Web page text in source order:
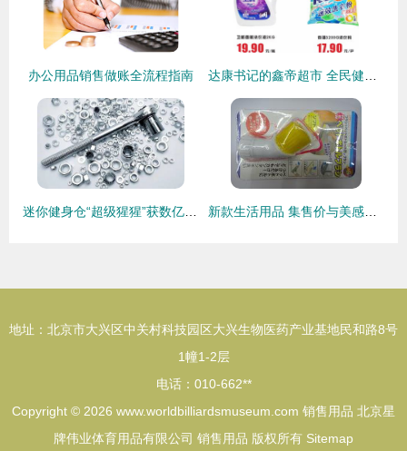
办公用品销售做账全流程指南
地址：北京市大兴区中关村科技园区大兴生物医药产业基地民和路8号
1幢1-2层
电话：010-662**
Copyright © 2026 www.worldbilliardsmuseum.com 销售用品 北京星
牌伟业体育用品有限公司 销售用品 版权所有 Sitemap